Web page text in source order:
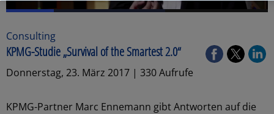
Consulting
KPMG-Studie „Survival of the Smartest 2.0“
Donnerstag, 23. März 2017 | 330 Aufrufe
KPMG-Partner Marc Ennemann gibt Antworten auf die